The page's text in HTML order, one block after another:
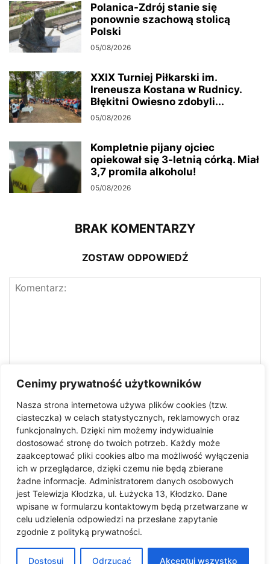
Cenimy prywatność użytkowników
Nasza strona internetowa używa plików cookies (tzw.
ciasteczka) w celach statystycznych, reklamowych oraz
funkcjonalnych. Dzięki nim możemy indywidualnie
dostosować stronę do twoich potrzeb. Każdy może
zaakceptować pliki cookies albo ma możliwość wyłączenia
ich w przeglądarce, dzięki czemu nie będą zbierane
żadne informacje. Administratorem danych osobowych
jest Telewizja Kłodzka, ul. Łużycka 13, Kłodzko. Dane
wpisane w formularzu kontaktowym będą przetwarzane w
celu udzielenia odpowiedzi na przesłane zapytanie
zgodnie z polityką prywatności.
Dostosuj Odrzucać Akceptuj wszystko
Polanica-Zdrój stanie się
ponownie szachową stolicą
Polski
05/08/2026
XXIX Turniej Piłkarski im.
Ireneusza Kostana w Rudnicy.
Błękitni Owiesno zdobyli...
05/08/2026
Kompletnie pijany ojciec
opiekował się 3-letnią córką. Miał
3,7 promila alkoholu!
05/08/2026
BRAK KOMENTARZY
ZOSTAW ODPOWIEDŹ
Zapisz moje imię i nazwisko, adres e-mail i witrynę
internetową w tej przeglądarce do następnego komentowania.